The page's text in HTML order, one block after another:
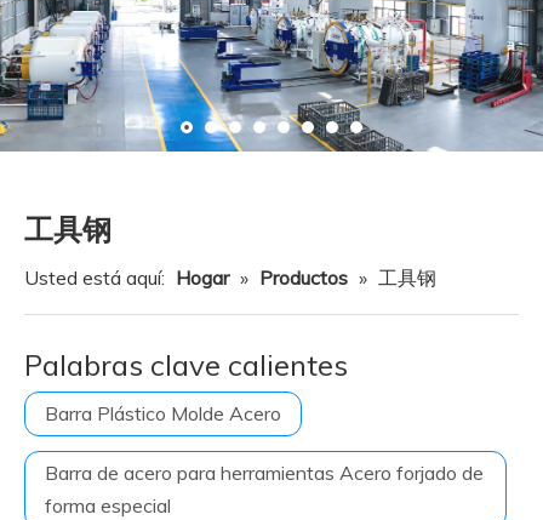
Capacidad
Sobre nosotros
Recurso
Contáctenos
工具钢
Usted está aquí: Hogar » Productos » 工具钢
Palabras clave calientes
Barra Plástico Molde Acero
Barra de acero para herramientas Acero forjado de
forma especial